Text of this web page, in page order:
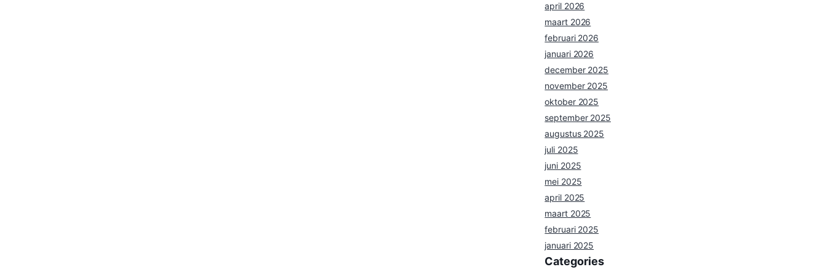
april 2026
maart 2026
februari 2026
januari 2026
december 2025
november 2025
oktober 2025
september 2025
augustus 2025
juli 2025
juni 2025
mei 2025
april 2025
maart 2025
februari 2025
januari 2025
Categories